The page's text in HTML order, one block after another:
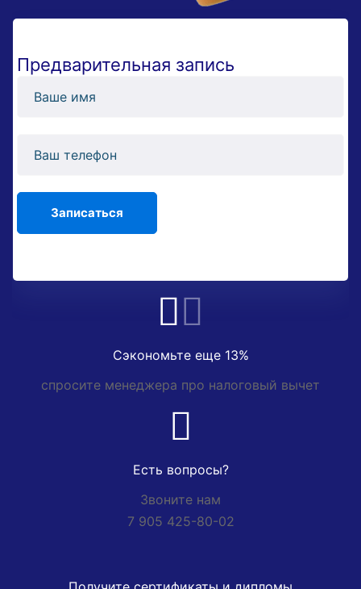
Предварительная запись
Сэкономьте еще 13%
спросите менеджера про налоговый вычет
Есть вопросы?
Звоните нам
7 905 425-80-02